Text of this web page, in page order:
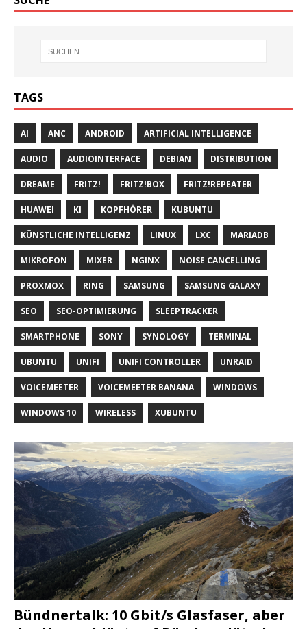
TAGS
AI ANC ANDROID ARTIFICIAL INTELLIGENCE
AUDIO AUDIOINTERFACE DEBIAN DISTRIBUTION
DREAME FRITZ! FRITZ!BOX FRITZ!REPEATER
HUAWEI KI KOPFHÖRER KUBUNTU
KÜNSTLICHE INTELLIGENZ LINUX LXC MARIADB
MIKROFON MIXER NGINX NOISE CANCELLING
PROXMOX RING SAMSUNG SAMSUNG GALAXY
SEO SEO-OPTIMIERUNG SLEEPTRACKER
SMARTPHONE SONY SYNOLOGY TERMINAL
UBUNTU UNIFI UNIFI CONTROLLER UNRAID
VOICEMEETER VOICEMEETER BANANA WINDOWS
WINDOWS 10 WIRELESS XUBUNTU
Bündnertalk: 10 Gbit/s Glasfaser, aber